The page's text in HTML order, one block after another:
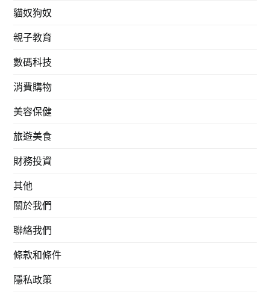
貓奴狗奴
親子教育
數碼科技
消費購物
美容保健
旅遊美食
財務投資
其他
關於我們
聯絡我們
條款和條件
隱私政策